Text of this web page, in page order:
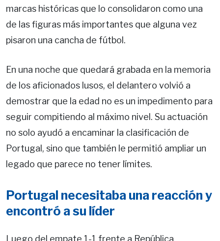
marcas históricas que lo consolidaron como una
de las figuras más importantes que alguna vez
pisaron una cancha de fútbol.
En una noche que quedará grabada en la memoria
de los aficionados lusos, el delantero volvió a
demostrar que la edad no es un impedimento para
seguir compitiendo al máximo nivel. Su actuación
no solo ayudó a encaminar la clasificación de
Portugal, sino que también le permitió ampliar un
legado que parece no tener límites.
Portugal necesitaba una reacción y
encontró a su líder
Luego del empate 1-1 frente a República